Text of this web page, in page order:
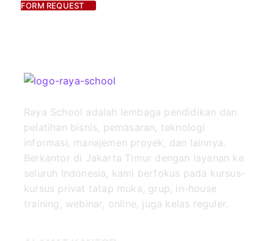
FORM REQUEST
Raya School adalah lembaga pendidikan dan
pelatihan bisnis, pemasaran, teknologi
informasi, manajemen proyek, dan lainnya.
Berkantor di Jakarta Timur dengan layanan ke
seluruh Indonesia, kami berfokus pada kursus-
kursus privat tatap muka, grup, in-house
training, webinar, online, juga kelas reguler.